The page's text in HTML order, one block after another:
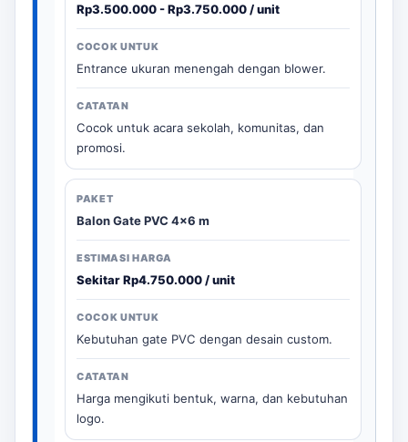
Rp3.500.000 - Rp3.750.000 / unit
Entrance ukuran menengah dengan blower.
Cocok untuk acara sekolah, komunitas, dan
promosi.
Balon Gate PVC 4x6 m
Sekitar Rp4.750.000 / unit
Kebutuhan gate PVC dengan desain custom.
Harga mengikuti bentuk, warna, dan kebutuhan
logo.